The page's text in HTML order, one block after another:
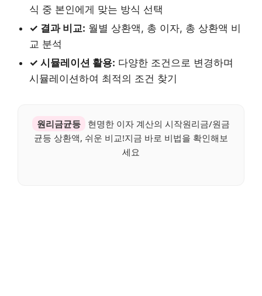
식 중 본인에게 맞는 방식 선택
✓ 결과 비교: 월별 상환액, 총 이자, 총 상환액 비
교 분석
✓ 시뮬레이션 활용: 다양한 조건으로 변경하며
시뮬레이션하여 최적의 조건 찾기
원리금균등
현명한 이자 계산의 시작원리금/원금
균등 상환액, 쉬운 비교!지금 바로 비법을 확인해보
세요